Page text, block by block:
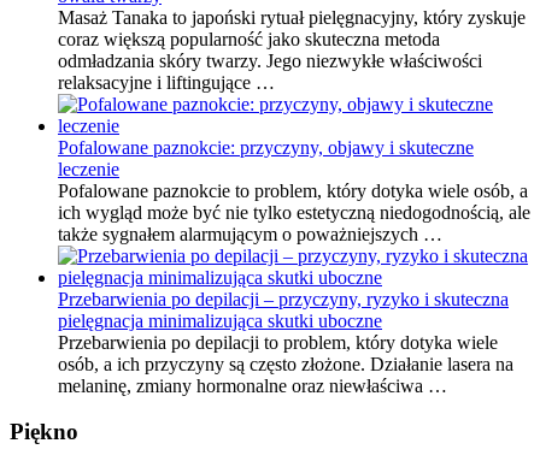
Masaż Tanaka to japoński rytuał pielęgnacyjny, który zyskuje
coraz większą popularność jako skuteczna metoda
odmładzania skóry twarzy. Jego niezwykłe właściwości
relaksacyjne i liftingujące …
Pofalowane paznokcie: przyczyny, objawy i skuteczne
leczenie
Pofalowane paznokcie to problem, który dotyka wiele osób, a
ich wygląd może być nie tylko estetyczną niedogodnością, ale
także sygnałem alarmującym o poważniejszych …
Przebarwienia po depilacji – przyczyny, ryzyko i skuteczna
pielęgnacja minimalizująca skutki uboczne
Przebarwienia po depilacji to problem, który dotyka wiele
osób, a ich przyczyny są często złożone. Działanie lasera na
melaninę, zmiany hormonalne oraz niewłaściwa …
Piękno